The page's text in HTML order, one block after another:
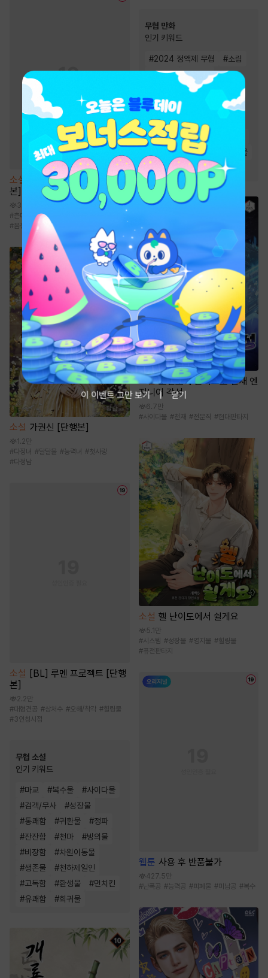
소설
육아를 위한 쇼윈도 [단행
본]
3.4천
#츤데레남 #유혹남
# 몸정>맘정
소설 가권신 [단행본]
1.2만
#다정녀 #달달물 #능력녀 #첫사랑
#다정남
소설
[BL] 루멘 프로젝트 [단행
본]
2.2만
#대형견공 #상처수 #오해/착각 # 힐링물
#3인칭시점
무협 소설
인기 키워드
#마교 #복수물 #사이다물
#검객/무사 #성장물
#통쾌함 #귀환물 #정파
#잔잔함 #천마 #빙의물
#비장함 #차원이동물
#생존물 #천하제일인
#고독함 #환생물 #먼치킨
#유쾌함 #회귀물
무협 만화
인기 키워드
#2024 정액제 무협 #소림
복수물 #성장물
2025 정액제 무협
천마
#전쟁물
천하제일인
#죽음/살인 #
#먼치킨 #환생물
마교 # 살수 # 역사/시대물
# 소설원작 #우정 #정파
소설 초전도체 운석으로 천재 엔
지니어 각성
6.7만
#사이다물 #천재 #전문직 #현대판타지
소설 헬 난이도에서 쉴게요
5.1만
#시스템 #성장물 #영지물 #힐링물
#퓨전판타지
웹툰 사용 후 반품불가
427.5만
#난폭공 #능력공 #피폐물 #미남공 #복수
이 이벤트 그만 보기 닫기